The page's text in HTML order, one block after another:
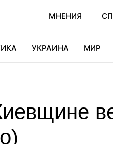
МНЕНИЯ
УКРАИНА МИР